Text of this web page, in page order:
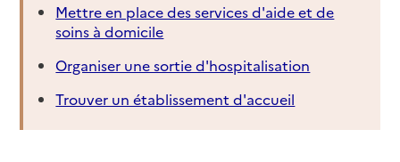
Mettre en place des services d'aide et de
soins à domicile
Organiser une sortie d'hospitalisation
Trouver un établissement d'accueil